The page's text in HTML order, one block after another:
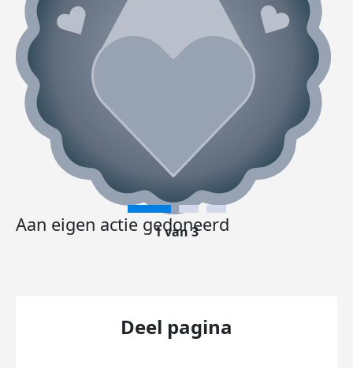
Aan eigen actie gedoneerd
1 van 3
Deel pagina